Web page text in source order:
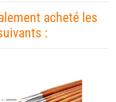
acheté les
: